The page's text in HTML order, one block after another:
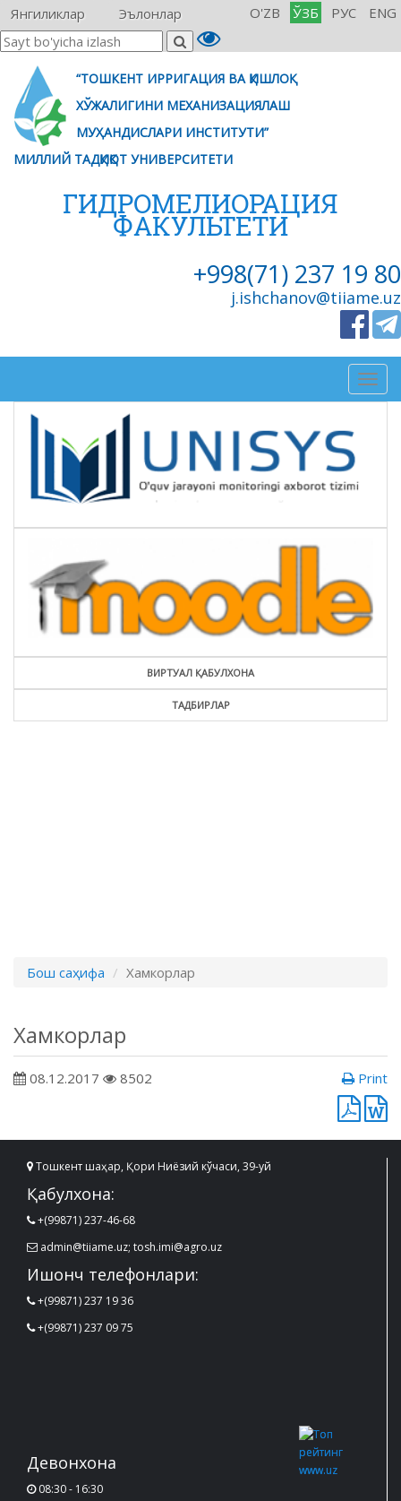
Янгиликлар Эълонлар O'ZB ЎЗБ РУС ENG
“ТОШКЕНТ ИРРИГАЦИЯ ВА ҚИШЛОҚ
ХЎЖАЛИГИНИ МЕХАНИЗАЦИЯЛАШ
МУҲАНДИСЛАРИ ИНСТИТУТИ”
МИЛЛИЙ ТАДҚИҚОТ УНИВЕРСИТЕТИ
ГИДРОМЕЛИОРАЦИЯ
ФАКУЛЬТЕТИ
+998(71) 237 19 80
j.ishchanov@tiiame.uz
ВИРТУАЛ ҚАБУЛХОНА
ТАДБИРЛАР
Бош саҳифа Хамкорлар
Хамкорлар
08.12.2017 8502 Print
Тошкент шаҳар, Қори Ниёзий кўчаси, 39-уй
Қабулхона:
+(99871) 237-46-68
admin@tiiame.uz; tosh.imi@agro.uz
Ишонч телефонлари:
+(99871) 237 19 36
+(99871) 237 09 75
Девонхона
08:30 - 16:30